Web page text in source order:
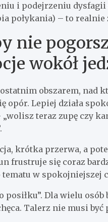
i podejrzeniu
połykania) – to realnie
nie
wokół
obszarem, nad
opór. Lepiej działa
teraz zupę czy
krótka przerwa, a
frustruje się coraz
tematu w spokojniejszej
Dla wielu
Talerz nie musi być